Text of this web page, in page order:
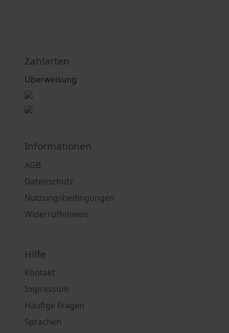
Zahlarten
Überweisung
Informationen
AGB
Datenschutz
Nutzungsbedingungen
Widerrufhinweis
Hilfe
Kontakt
Impressum
Häufige Fragen
Sprachen